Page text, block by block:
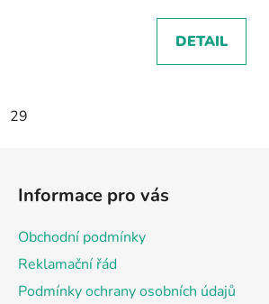
DETAIL
29
Informace pro vás
Obchodní podmínky
Reklamační řád
Podmínky ochrany osobních údajů